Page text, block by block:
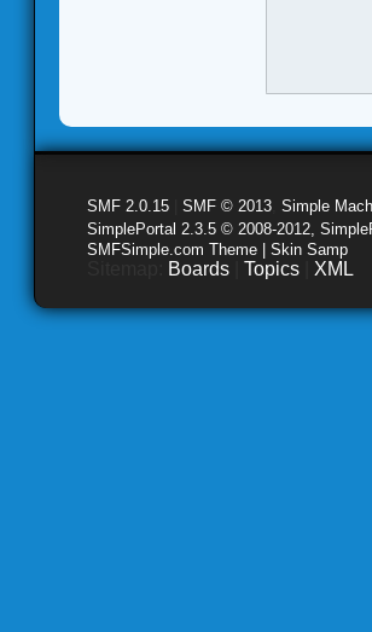
SMF 2.0.15 SMF © 2013 Simple
SimplePortal 2.3.5 © 2008-2012,
SMFSimple.com Theme | Skin Samp
Boards Topics XML